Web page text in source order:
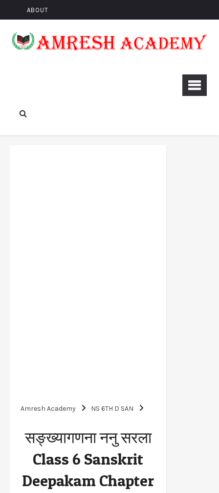
ABOUT
Amresh Academy NS 6TH D SAN
Deepakam Chapter 13 Question Answer |
NCERT Solutions
सङ्ख्यागणना ननु सरला
Class 6 Sanskrit
Deepakam Chapter